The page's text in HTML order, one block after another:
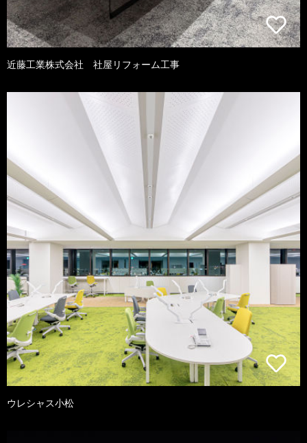
近藤工業株式会社 社屋リフォーム工事
ウレシャス小松